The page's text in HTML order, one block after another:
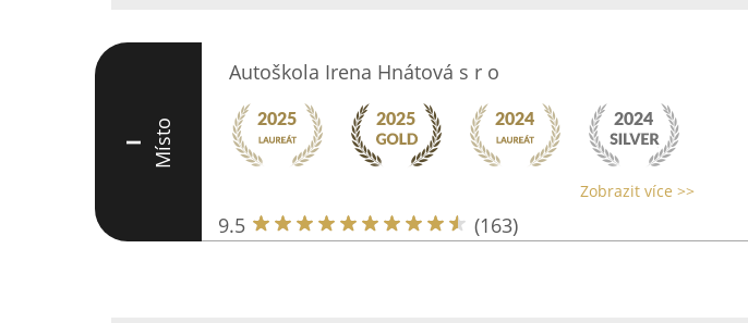
I Místo
Autoškola Irena Hnátová s r o
Zobrazit více >>
9.5 (163)